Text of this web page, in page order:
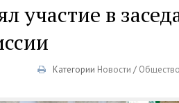
участие в
Категории Новости / Общество